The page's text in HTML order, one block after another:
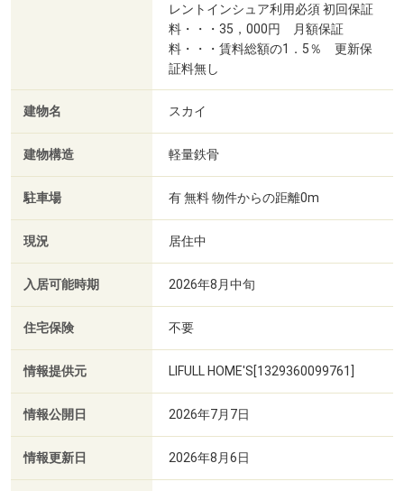
レントインシュア利用必須 初回保証
料・・・35，000円 月額保証
料・・・賃料総額の1．5％ 更新保
証料無し
建物名 スカイ
建物構造 軽量鉄骨
駐車場 有 無料 物件からの距離0m
現況 居住中
入居可能時期 2026年8月中旬
住宅保険 不要
情報提供元 LIFULL HOME'S[1329360099761]
情報公開日 2026年7月7日
情報更新日 2026年8月6日